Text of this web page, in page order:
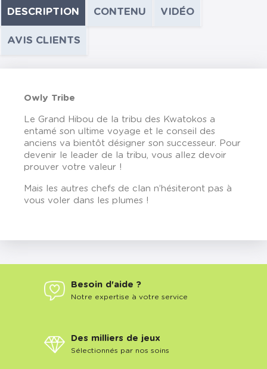
DESCRIPTION CONTENU VIDÉO
AVIS CLIENTS
Owly Tribe
Le Grand Hibou de la tribu des Kwatokos a
entamé son ultime voyage et le conseil des
anciens va bientôt désigner son successeur. Pour
devenir le leader de la tribu, vous allez devoir
prouver votre valeur !
Mais les autres chefs de clan n’hésiteront pas à
vous voler dans les plumes !
Besoin d'aide ?
Notre expertise à votre service
Des milliers de jeux
Sélectionnés par nos soins